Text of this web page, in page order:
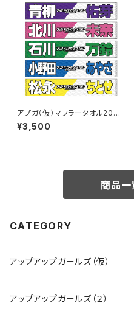
アプガ（仮）マフラータオル2026
ver.
¥3,500
商品一
CATEGORY
アップアップガールズ（仮）
CD・DVD・Blu-ray
アップアップガールズ（２）